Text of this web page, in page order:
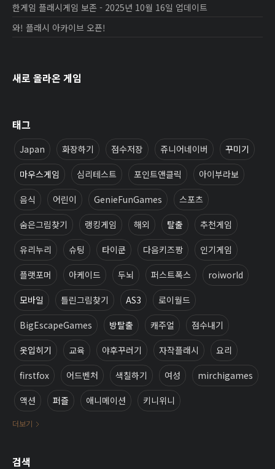
한게임 플래시게임 보존 - 2025년 10월 16일 업데이트
와! 플래시 아카이브 오픈!
새로 올라온 게임
태그
Japan 화장하기 점수저장 쥬니어네이버 꾸미기
마우스게임 심리테스트 포인트앤클릭 아이부라보
음식 어린이 GenieFunGames 스포츠
숨은그림찾기 랭킹게임 해외 탈출 추천게임
유리누리 슈팅 타이쿤 다음키즈짱 인기게임
플랫포머 아케이드 두뇌 퍼스트폭스 roiworld
모바일 틀린그림찾기 AS3 로이월드
BigEscapeGames 방탈출 캐주얼 점수내기
옷입히기 교육 야후꾸러기 자작플래시 요리
firstfox 어드벤처 색칠하기 여성 mirchigames
액션 퍼즐 애니메이션 키니위니
더보기
검색